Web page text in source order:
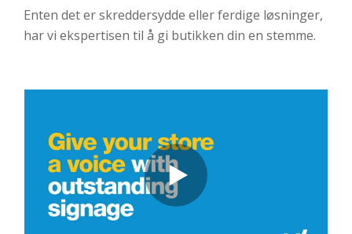
Enten det er skreddersydde eller ferdige løsninger,
har vi ekspertisen til å gi butikken din en stemme.